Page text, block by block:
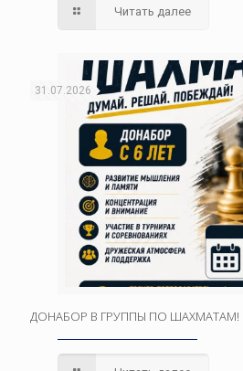
Читать далее
31.07.2026
ДОНАБОР В ГРУППЫ ПО ШАХМАТАМ!